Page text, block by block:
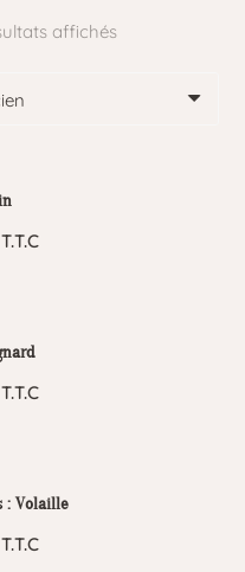
affichésTrié
T.T.C
T.T.C
: Volaille
T.T.C